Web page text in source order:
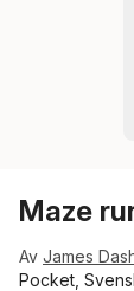
Maze
Av James
Pocket,